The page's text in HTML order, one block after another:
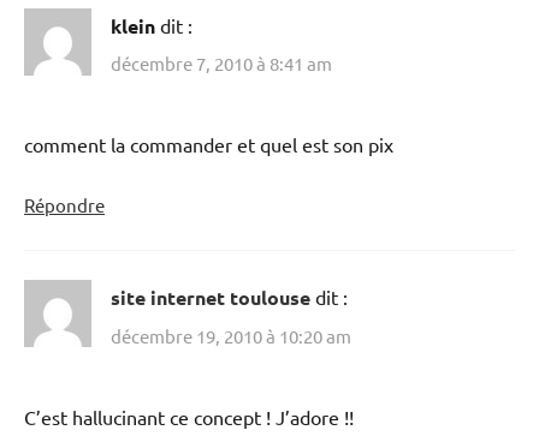
klein dit :
décembre 7, 2010 à 8:41 am
comment la commander et quel est son pix
Répondre
site internet toulouse dit :
décembre 19, 2010 à 10:20 am
C’est hallucinant ce concept ! J’adore !!